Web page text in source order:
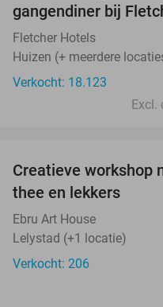
gangendiner bij
Fletcher Hotels
Huizen (+ meerdere
Verkocht: 18.123
Creatieve workshop
thee en lekkers
Ebru Art House
Lelystad (+1 locatie)
Verkocht: 206